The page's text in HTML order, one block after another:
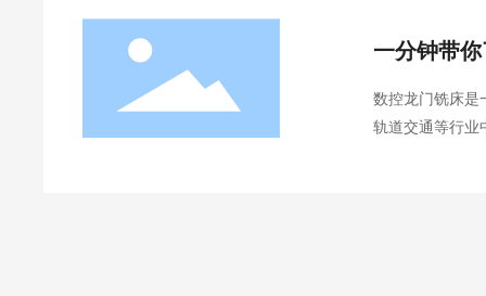
一分钟带
数控龙门铣床是
轨道交通等行业